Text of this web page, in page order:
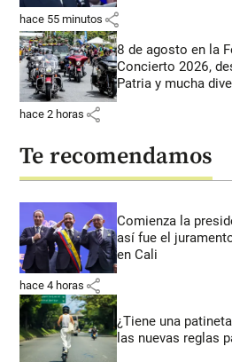
hace 55 minutos share
8 de agosto en la
Concierto 2026,
Patria y mucha
hace 2 horas share
Te recomendamos
Comienza la
así fue el
en Cali
hace 4 horas share
¿Tiene una
las nuevas reglas